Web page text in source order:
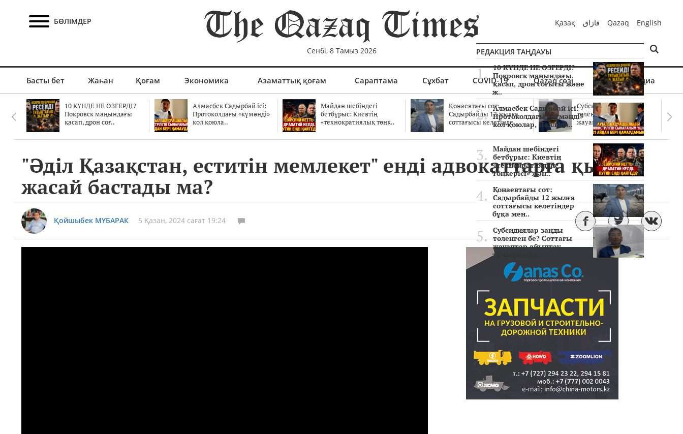
БӨЛІМДЕР
Сенбі, 8 Тамыз 2026
Қазақ قازاق Qazaq English
Басты бет Жаһан Қоғам Экономика Азаматтық қоғам Сараптама Сұхбат COVID-19 Qazaq сөзі Мультимедиа
10 КҮНДЕ НЕ ӨЗГЕРДІ?
Покровск маңындағы
қасап, дрон соғ..
Алмасбек Садырбай ісі:
Протоколдағы «күмәнді»
кол қоюла..
Майдан шебіндегі
бетбұрыс: Киевтің
«технократиялық төңк..
Қонаевтағы сот:
Садырбайды 12 жылға
соттағысы келетінде..
Субсидиялар заңды
төленген бе? Соттағы
жауаптар айыптау..
"Әділ Қазақстан, еститін мемлекет" енді адвокаттарға қысым
жасай бастады ма?
Қойшыбек МҮБАРАК 5 Қазан, 2024 сағат 19:24
РЕДАКЦИЯ ТАҢДАУЫ
10 КҮНДЕ НЕ ӨЗГЕРДІ?
Покровск маңындағы
қасап, дрон соғысы және
ж..
Алмасбек Садырбай ісі:
Протоколдағы «күмәнді»
кол қоюлар, Павлода..
Майдан шебіндегі
бетбұрыс: Киевтің
«технократиялық
төңкерісі» жән..
Қонаевтағы сот:
Садырбайды 12 жылға
соттағысы келетіндер
бұқа мен..
Субсидиялар заңды
төленген бе? Соттағы
жауаптар айыптау
тұжырымда..